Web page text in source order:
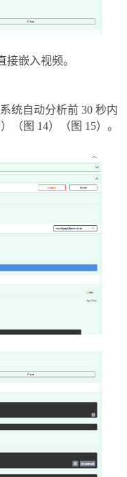
嵌入视频。
统自动分析前 30 秒内
（图 14）（图 15）。